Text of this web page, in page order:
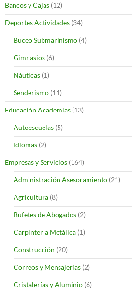
Bancos y Cajas (12)
Deportes Actividades (34)
Buceo Submarinismo (4)
Gimnasios (6)
Náuticas (1)
Senderismo (11)
Educación Academias (13)
Autoescuelas (5)
Idiomas (2)
Empresas y Servicios (164)
Administración Asesoramiento (21)
Agricultura (8)
Bufetes de Abogados (2)
Carpintería Metálica (1)
Construcción (20)
Correos y Mensajerías (2)
Cristalerías y Aluminio (6)